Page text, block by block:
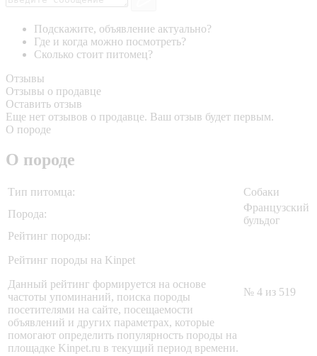
Подскажите, объявление актуально?
Где и когда можно посмотреть?
Сколько стоит питомец?
Отзывы
Отзывы о продавце
Оставить отзыв
Еще нет отзывов о продавце. Ваш отзыв будет первым.
О породе
О породе
Тип питомца:
Собаки
Порода:
Французский
бульдог
Рейтинг породы:
Рейтинг породы на Kinpet
Данный рейтинг формируется на основе
частоты упоминаний, поиска породы
посетителями на сайте, посещаемости
объявлений и других параметрах, которые
помогают определить популярность породы на
площадке Kinpet.ru в текущий период времени.
№ 4 из 519